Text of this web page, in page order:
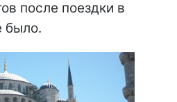
после поездки в
было.